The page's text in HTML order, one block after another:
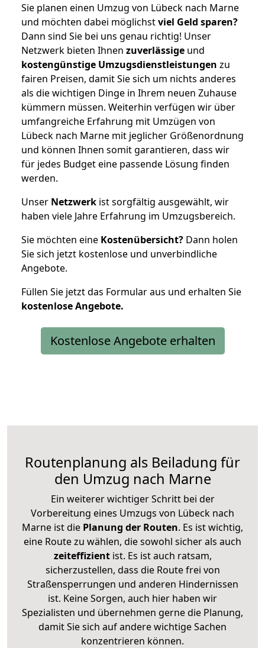
Sie planen einen Umzug von Lübeck nach Marne
und möchten dabei möglichstviel Geld sparen?
Dann sind Sie bei uns genau richtig! Unser
Netzwerk bieten Ihnen zuverlässige und
kostengünstige Umzugsdienstleistungen zu
fairen Preisen, damit Sie sich um nichts anderes
als die wichtigen Dinge in Ihrem neuen Zuhause
kümmern müssen. Weiterhin verfügen wir über
umfangreiche Erfahrung mit Umzügen von
Lübeck nach Marne mit jeglicher Größenordnung
und können Ihnen somit garantieren, dass wir
für jedes Budget eine passende Lösung finden
werden.
Unser Netzwerk ist sorgfältig ausgewählt, wir
haben viele Jahre Erfahrung im Umzugsbereich.
Sie möchten eine Kostenübersicht? Dann holen
Sie sich jetzt kostenlose und unverbindliche
Angebote.
Füllen Sie jetzt das Formular aus und erhalten Sie
kostenloseAngebote.
Kostenlose Angebote erhalten
Routenplanung als Beiladung für
den Umzug nach Marne
Ein weiterer wichtiger Schritt bei der
Vorbereitung eines Umzugs von Lübeck nach
Marne ist die Planung der Routen. Es ist wichtig,
eine Route zu wählen, die sowohl sicher als auch
zeiteffizientist. Es ist auch ratsam,
sicherzustellen, dass die Route frei von
Straßensperrungen und anderen Hindernissen
ist. Keine Sorgen, auch hier haben wir
Spezialisten und übernehmen gerne die Planung,
damit Sie sich auf andere wichtige Sachen
konzentrieren können.